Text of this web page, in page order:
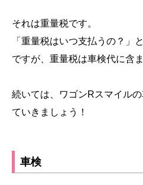
それは重量税です。
「重量税はいつ支払うの？」
ですが、重量税は車検代に含
続いては、ワゴンRスマイル
ていきましょう！
車検